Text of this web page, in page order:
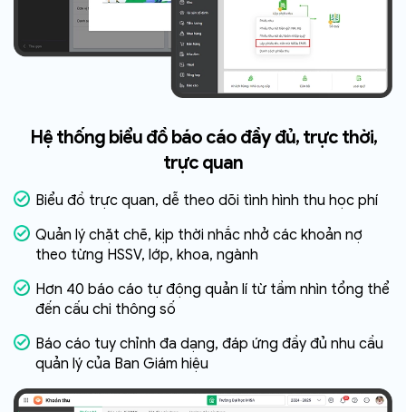
Hệ thống biểu đồ báo cáo đầy đủ, trực thời,
trực quan
Biểu đồ trực quan, dễ theo dõi tình hình thu học phí
Quản lý chặt chẽ, kịp thời nhắc nhở các khoản nợ
theo từng HSSV, lớp, khoa, ngành
Hơn 40 báo cáo tự động quản lí từ tầm nhìn tổng thể
đến cấu chi thông số
Báo cáo tuy chỉnh đa dạng, đáp ứng đầy đủ nhu cầu
quản lý của Ban Giám hiệu